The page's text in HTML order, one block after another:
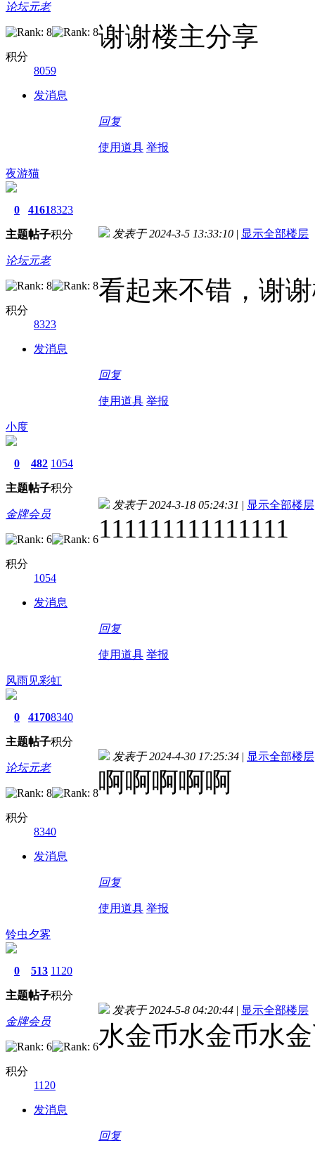
论坛元老
积分
8059
发消息
谢谢楼主分享
回复
使用道具 举报
夜游猫
0
主题
4161
帖子
8323
积分
论坛元老
积分
8323
发消息
发表于 2024-3-5 13:33:10 | 显示全部楼层
看起来不错，谢
回复
使用道具 举报
小度
0
主题
482
帖子
1054
积分
金牌会员
积分
1054
发消息
发表于 2024-3-18 05:24:31 | 显示全部楼层
111111111111111
回复
使用道具 举报
风雨见彩虹
0
主题
4170
帖子
8340
积分
论坛元老
积分
8340
发消息
发表于 2024-4-30 17:25:34 | 显示全部楼层
啊啊啊啊啊
回复
使用道具 举报
铃虫夕雾
0
主题
513
帖子
1120
积分
金牌会员
积分
1120
发消息
发表于 2024-5-8 04:20:44 | 显示全部楼层
水金币水金币水
回复